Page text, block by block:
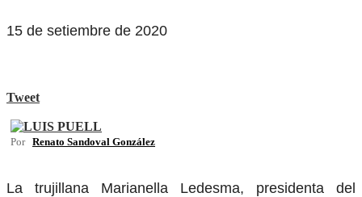
15 de setiembre de 2020
Tweet
Por Renato Sandoval González
La trujillana Marianella Ledesma, presidenta del